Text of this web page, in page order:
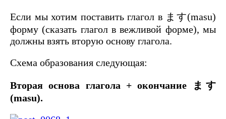
Если мы хотим поставить глагол в ます(masu)
форму (сказать глагол в вежливой форме), мы
должны взять вторую основу глагола.
Схема образования следующая:
Вторая основа глагола + окончание ます
(masu).